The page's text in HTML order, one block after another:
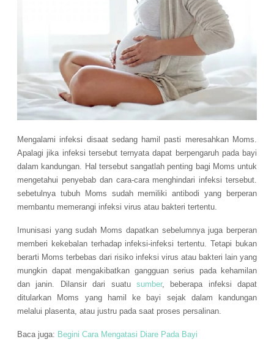
Mengalami infeksi disaat sedang hamil pasti meresahkan Moms.
Apalagi jika infeksi tersebut ternyata dapat berpengaruh pada bayi
dalam kandungan. Hal tersebut sangatlah penting bagi Moms untuk
mengetahui penyebab dan cara-cara menghindari infeksi tersebut.
sebetulnya tubuh Moms sudah memiliki antibodi yang berperan
membantu memerangi infeksi virus atau bakteri tertentu.
Imunisasi yang sudah Moms dapatkan sebelumnya juga berperan
memberi kekebalan terhadap infeksi-infeksi tertentu. Tetapi bukan
berarti Moms terbebas dari risiko infeksi virus atau bakteri lain yang
mungkin dapat mengakibatkan gangguan serius pada kehamilan
dan janin. Dilansir dari suatu sumber, beberapa infeksi dapat
ditularkan Moms yang hamil ke bayi sejak dalam kandungan
melalui plasenta, atau justru pada saat proses persalinan.
Baca juga: Begini Cara Mengatasi Diare Pada Bayi